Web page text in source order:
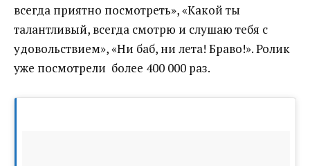
всегда приятно посмотреть», «Какой ты
талантливый, всегда смотрю и слушаю тебя с
удовольствием», «Ни баб, ни лета! Браво!». Ролик
уже посмотрели более 400 000 раз.